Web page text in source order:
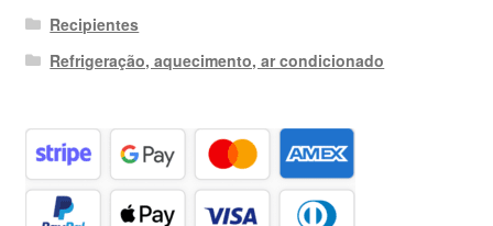
Recipientes
Refrigeração, aquecimento, ar condicionado